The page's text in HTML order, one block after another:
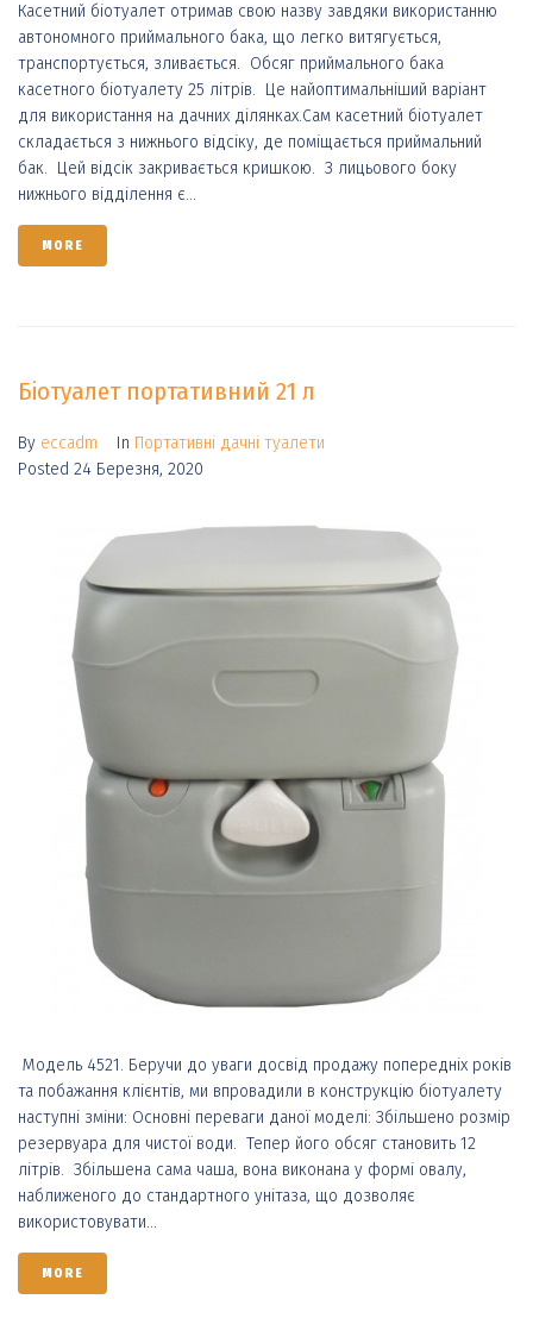
Касетний біотуалет отримав свою назву завдяки використанню
автономного приймального бака, що легко витягується,
транспортується, зливається. Обсяг приймального бака
касетного біотуалету 25 літрів. Це найоптимальніший варіант
для використання на дачних ділянках.Сам касетний біотуалет
складається з нижнього відсіку, де поміщається приймальний
бак. Цей відсік закривається кришкою. З лицьового боку
нижнього відділення є...
MORE
Біотуалет портативний 21 л
By eccadm In Портативні дачні туалети
Posted 24 Березня, 2020
Модель 4521. Беручи до уваги досвід продажу попередніх років
та побажання клієнтів, ми впровадили в конструкцію біотуалету
наступні зміни: Основні переваги даної моделі: Збільшено розмір
резервуара для чистої води. Тепер його обсяг становить 12
літрів. Збільшена сама чаша, вона виконана у формі овалу,
наближеного до стандартного унітаза, що дозволяє
використовувати...
MORE